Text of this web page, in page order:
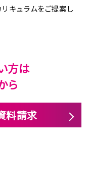
キュラムをご提案し
方は
ら
料請求